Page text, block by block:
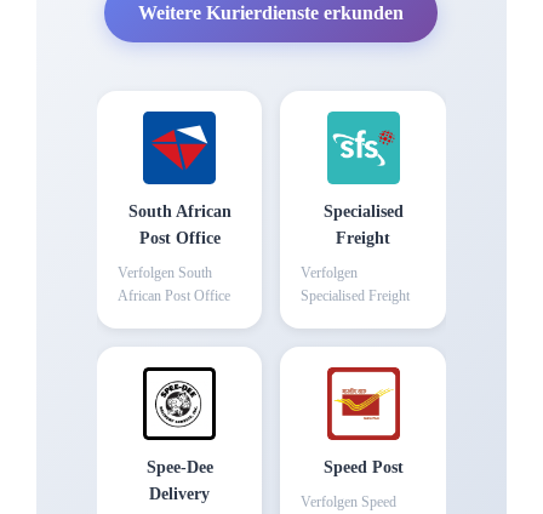
Weitere Kurierdienste erkunden
South African
Post Office
Verfolgen South
African Post Office
Specialised
Freight
Verfolgen
Specialised Freight
Spee-Dee
Delivery
Speed Post
Verfolgen Speed